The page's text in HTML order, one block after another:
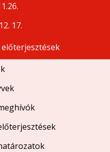
17.
előterjesztések